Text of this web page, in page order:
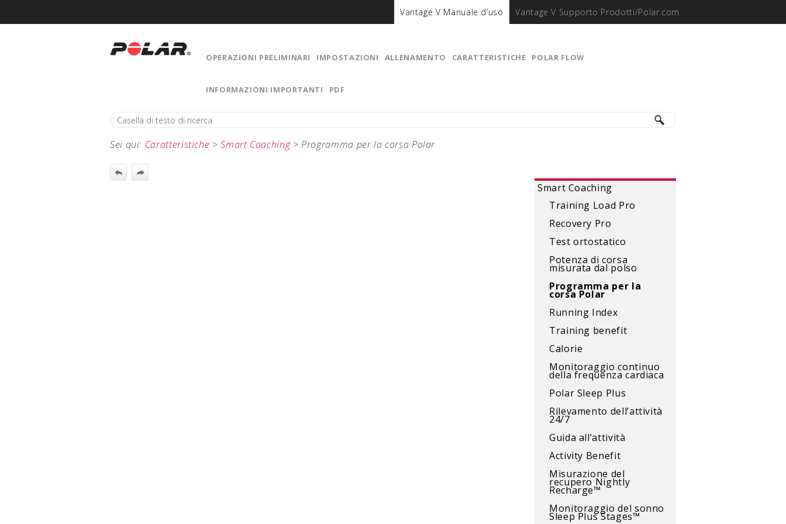
Vantage V Manuale d’uso Vantage V Supporto Prodotti/Polar.com
OPERAZIONI PRELIMINARI IMPOSTAZIONI ALLENAMENTO CARATTERISTICHE POLAR FLOW
INFORMAZIONI IMPORTANTI PDF
Smart Coaching
Training Load Pro
Recovery Pro
Test ortostatico
Potenza di corsa
misurata dal polso
Programma per la
corsa Polar
Running Index
Training benefit
Calorie
Monitoraggio continuo
della frequenza cardiaca
Polar Sleep Plus
Rilevamento dell’attività
24/7
Guida all’attività
Activity Benefit
Misurazione del
recupero Nightly
Recharge™
Monitoraggio del sonno
Sleep Plus Stages™
Sei qui: Caratteristiche >Smart Coaching>Programma per la corsa Polar